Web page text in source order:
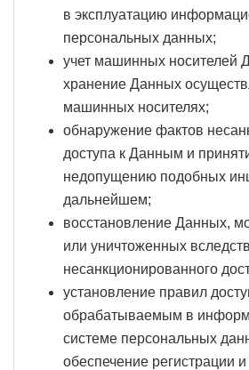
в эксплуатацию
персональных данных;
учет машинных носителей
хранение Данных
машинных носителях;
обнаружение фактов
доступа к Данным и
недопущению подобных
дальнейшем;
восстановление Данных,
или уничтоженных
несанкционированного
установление правил
обрабатываемым в
системе персональных
обеспечение регистрации и